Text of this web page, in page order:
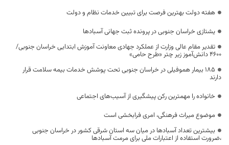
هفته دولت بهترین فرصت برای تبیین خدمات نظام و دولت
یشتازی خراسان جنوبی در پرونده ثبت جهانی آسبادها
تقدیر مقام عالی وزارت از عملکرد جهادی معاونت آموزش ابتدایی خراسان جنوبی/
۴۶۰۰ دانش‌آموز زیر چتر «طرح حامی»
۱۸۵ بیمار هموفیلی در خراسان جنوبی تحت پوشش خدمات بیمه سلامت قرار
دارند
خانواده را مهمترین رکن پیشگیری از آسیب‌های اجتماعی
موضوع میراث فرهنگی، امری فرابخشی است
بیشترین تعداد آسبادها در میان سه استان شرقی کشور در خراسان جنوبی
،ضرورت استفاده از اعتبارات ملی برای مرمت آسبادها